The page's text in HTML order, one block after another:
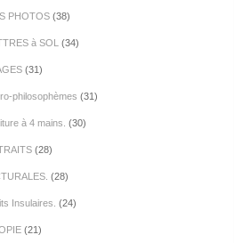
PHOTOS(38)
à SOL (34)
(31)
philosophèmes (31)
à 4 mains. (30)
(28)
(28)
Insulaires. (24)
(21)